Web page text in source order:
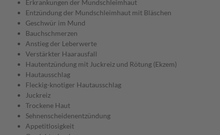
Erkrankungen der Mundschleimhaut
Entzündung der Mundschleimhaut mit Bläschen
Geschwür im Mund
Bauchschmerzen
Anstieg der Leberwerte
Verstärkter Haarausfall
Hautentzündung mit Juckreiz und Rötung (Ekzem)
Hautausschlag
Fleckig-knotiger Hautausschlag
Juckreiz
Trockene Haut
Sehnenscheidenentzündung
Appetitlosigkeit